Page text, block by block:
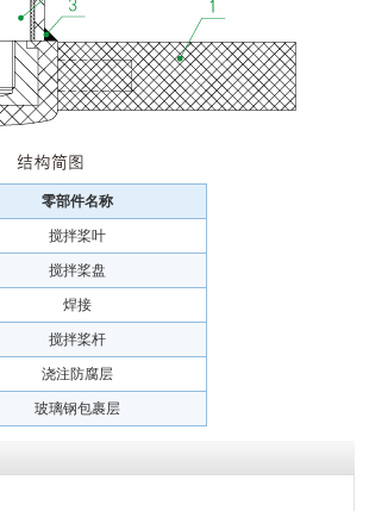
零部件名称
搅拌桨叶
搅拌桨盘
焊接
搅拌桨杆
浇注防腐层
玻璃钢包裹层